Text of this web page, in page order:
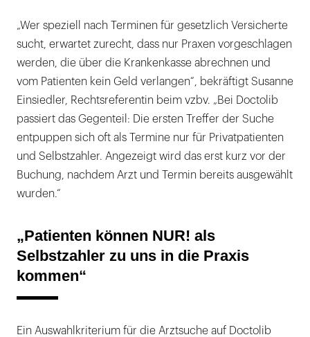
„Wer speziell nach Terminen für gesetzlich Versicherte
sucht, erwartet zurecht, dass nur Praxen vorgeschlagen
werden, die über die Krankenkasse abrechnen und
vom Patienten kein Geld verlangen“, bekräftigt Susanne
Einsiedler, Rechtsreferentin beim vzbv. „Bei Doctolib
passiert das Gegenteil: Die ersten Treffer der Suche
entpuppen sich oft als Termine nur für Privatpatienten
und Selbstzahler. Angezeigt wird das erst kurz vor der
Buchung, nachdem Arzt und Termin bereits ausgewählt
wurden.“
„Patienten können NUR! als
Selbstzahler zu uns in die Praxis
kommen“
Ein Auswahlkriterium für die Arztsuche auf Doctolib